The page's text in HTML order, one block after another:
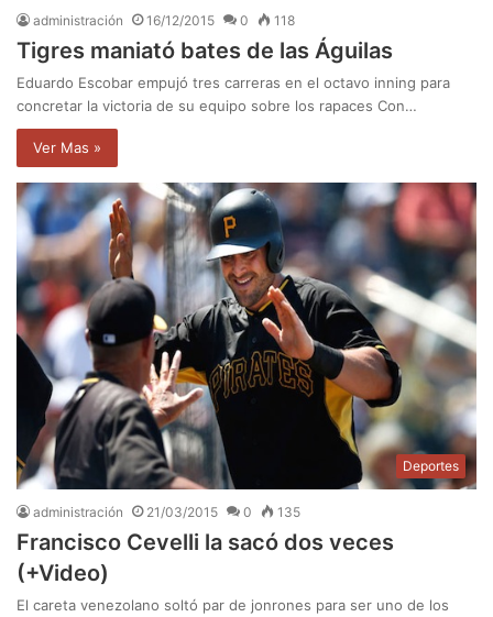
administración 16/12/2015 0 118
Tigres maniató bates de las Águilas
Eduardo Escobar empujó tres carreras en el octavo inning para
concretar la victoria de su equipo sobre los rapaces Con…
Ver Mas »
Deportes
administración 21/03/2015 0 135
Francisco Cevelli la sacó dos veces
(+Video)
El careta venezolano soltó par de jonrones para ser uno de los